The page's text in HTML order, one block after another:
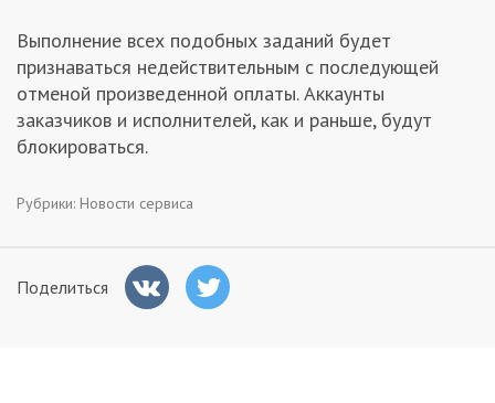
Гости
Выполнение всех подобных заданий будет
признаваться недействительным с последующей
отменой произведенной оплаты. Аккаунты
заказчиков и исполнителей, как и раньше, будут
блокироваться.
Рубрики: Новости сервиса
Поделиться